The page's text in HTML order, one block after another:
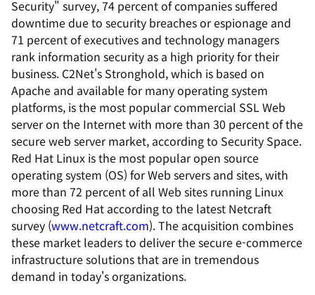
Security" survey, 74 percent of companies suffered
downtime due to security breaches or espionage and
71 percent of executives and technology managers
rank information security as a high priority for their
business. C2Net's Stronghold, which is based on
Apache and available for many operating system
platforms, is the most popular commercial SSL Web
server on the Internet with more than 30 percent of the
secure web server market, according to Security Space.
Red Hat Linux is the most popular open source
operating system (OS) for Web servers and sites, with
more than 72 percent of all Web sites running Linux
choosing Red Hat according to the latest Netcraft
survey (www.netcraft.com). The acquisition combines
these market leaders to deliver the secure e-commerce
infrastructure solutions that are in tremendous
demand in today's organizations.